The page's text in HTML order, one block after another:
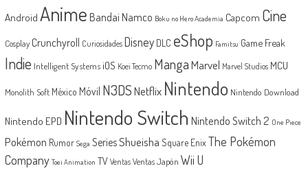
Android Anime Bandai Namco Boku no Hero Academia Capcom Cine
Cosplay Crunchyroll Curiosidades Disney DLC eShop Famitsu Game Freak
Indie Intelligent Systems iOS Koei Tecmo MangaMarvel Marvel Studios MCU
Monolith Soft México Móvil N3DSNetflix Nintendo Nintendo Download
Nintendo EPD Nintendo Switch Nintendo Switch 2 One Piece
Pokémon Rumor Sega SeriesShueisha Square EnixThe Pokémon
Company Toei Animation TV Ventas Ventas Japón Wii U